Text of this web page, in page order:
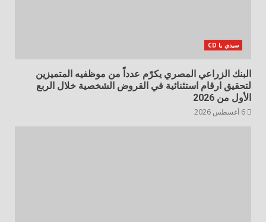
سيدي يا CD
البنك الزراعي المصري يكرّم عدداً من موظفيه المتميزين
لتحقيق ارقام استثنائية في القروض الشخصية خلال الربع
الأول من 2026